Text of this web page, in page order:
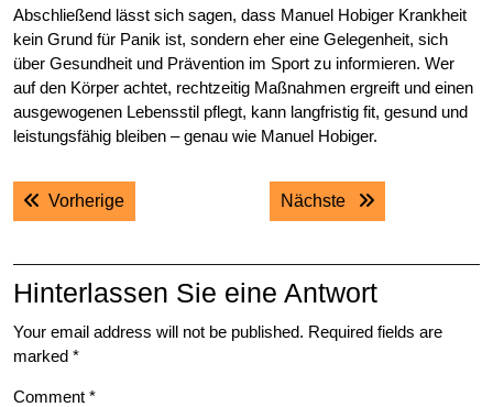
Abschließend lässt sich sagen, dass Manuel Hobiger Krankheit
kein Grund für Panik ist, sondern eher eine Gelegenheit, sich
über Gesundheit und Prävention im Sport zu informieren. Wer
auf den Körper achtet, rechtzeitig Maßnahmen ergreift und einen
ausgewogenen Lebensstil pflegt, kann langfristig fit, gesund und
leistungsfähig bleiben – genau wie Manuel Hobiger.
Post
navigation
VorherigePrevious post: Nächste Next post:
Hinterlassen Sie eine Antwort
Your email address will not be published. Required fields are
marked *
Comment *